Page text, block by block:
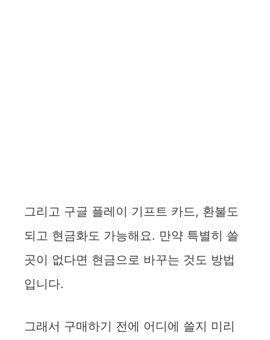
그리고 구글 플레이 기프트 카드, 환불도
되고 현금화도 가능해요. 만약 특별히 쓸
곳이 없다면 현금으로 바꾸는 것도 방법
입니다.
그래서 구매하기 전에 어디에 쓸지 미리